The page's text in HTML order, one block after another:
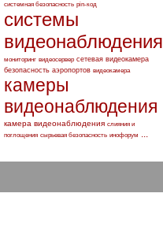
системная безопасность pin-код
системы
видеонаблюдения
мониторинг видеосервер сетевая видеокамера
безопасность аэропортов видеокамера
камеры
видеонаблюдения
камера видеонаблюдения слияния и
поглощения сырьевая безопасность инофорум ...